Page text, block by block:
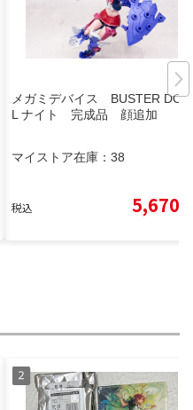
メガミデバイス BUSTER DOL
L ナイト 完成品 顔追加
マイストア在庫： 38
税込 5,670